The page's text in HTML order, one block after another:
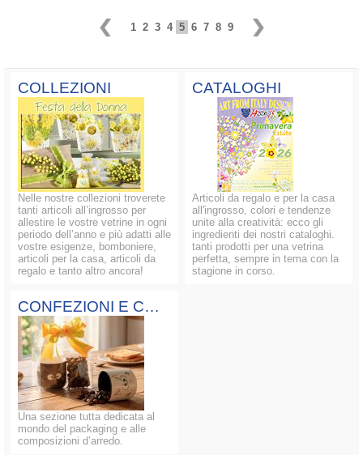
1 2 3 4 5 6 7 8 9
COLLEZIONI
Nelle nostre collezioni troverete
tanti articoli all’ingrosso per
allestire le vostre vetrine in ogni
periodo dell’anno e più adatti alle
vostre esigenze, bomboniere,
articoli per la casa, articoli da
regalo e tanto altro ancora!
CATALOGHI
Articoli da regalo e per la casa
all'ingrosso, colori e tendenze
unite alla creatività: ecco gli
ingredienti dei nostri cataloghi.
tanti prodotti per una vetrina
perfetta, sempre in tema con la
stagione in corso.
CONFEZIONI E COMPOSIZIONI
Una sezione tutta dedicata al
mondo del packaging e alle
composizioni d’arredo.